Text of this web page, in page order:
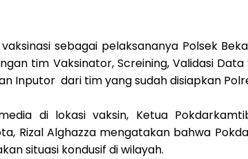
sebagai pelaksananya Polsek
tim Vaksinator, Screining, Validasi Data
Inputor dari tim yang sudah disiapkan
di lokasi vaksin, Ketua
Rizal Alghazza mengatakan bahwa
situasi kondusif di wilayah.